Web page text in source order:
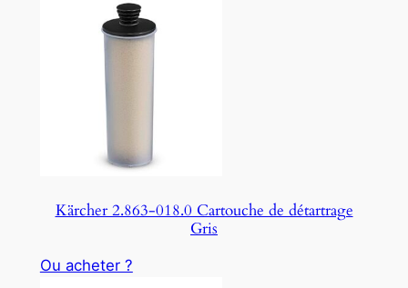
Kärcher 2.863-018.0 Cartouche de détartrage
Gris
Ou acheter ?